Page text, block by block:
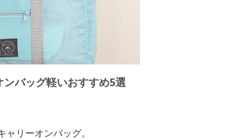
バッグ軽いおすすめ5選
リーオンバッグ。